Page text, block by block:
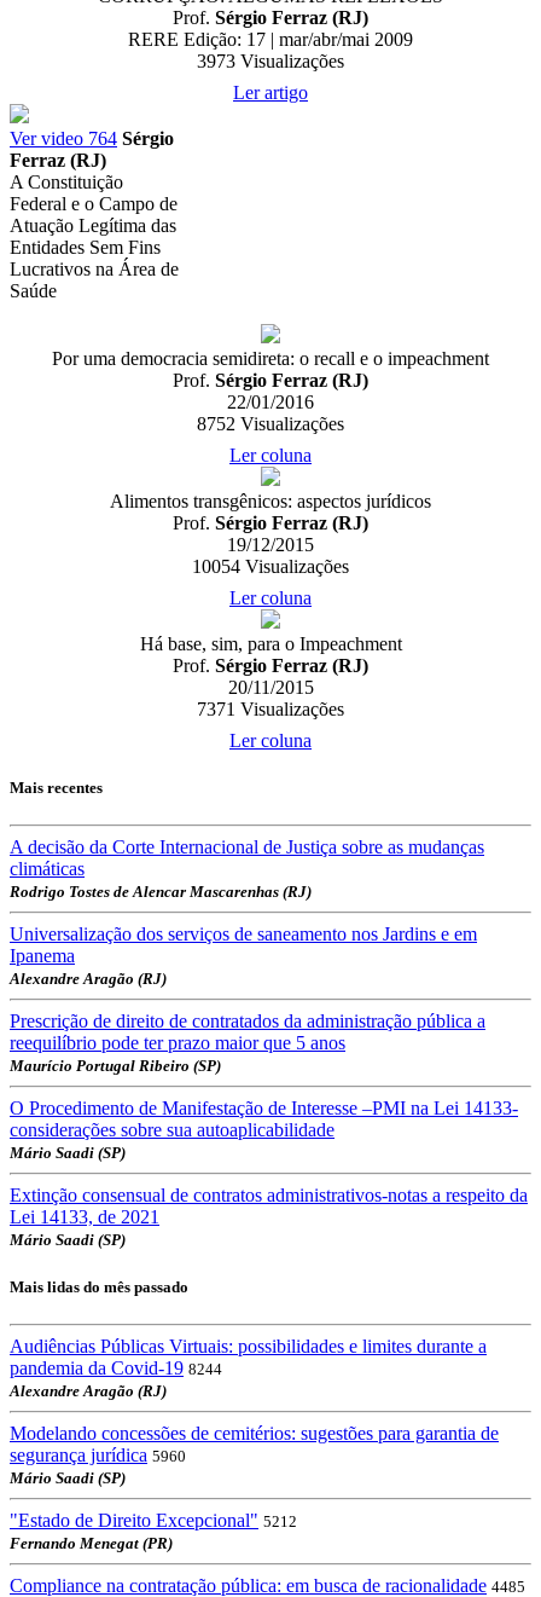
Prof. Sérgio Ferraz (RJ)
RERE Edição: 17 | mar/abr/mai 2009
3973 Visualizações
Ler artigo
Ver video 764 Sérgio
Ferraz (RJ)
A Constituição
Federal e o Campo de
Atuação Legítima das
Entidades Sem Fins
Lucrativos na Área de
Saúde
Por uma democracia semidireta: o recall e o impeachment
Prof. Sérgio Ferraz (RJ)
22/01/2016
8752 Visualizações
Ler coluna
Alimentos transgênicos: aspectos jurídicos
Prof. Sérgio Ferraz (RJ)
19/12/2015
10054 Visualizações
Ler coluna
Há base, sim, para o Impeachment
Prof. Sérgio Ferraz (RJ)
20/11/2015
7371 Visualizações
Ler coluna
Mais recentes
A decisão da Corte Internacional de Justiça sobre as mudanças
climáticas
Rodrigo Tostes de Alencar Mascarenhas (RJ)
Universalização dos serviços de saneamento nos Jardins e em
Ipanema
Alexandre Aragão (RJ)
Prescrição de direito de contratados da administração pública a
reequilíbrio pode ter prazo maior que 5 anos
Maurício Portugal Ribeiro (SP)
O Procedimento de Manifestação de Interesse –PMI na Lei 14133-
considerações sobre sua autoaplicabilidade
Mário Saadi (SP)
Extinção consensual de contratos administrativos-notas a respeito da
Lei 14133, de 2021
Mário Saadi (SP)
Mais lidas do mês passado
Audiências Públicas Virtuais: possibilidades e limites durante a
pandemia da Covid-19 8244
Alexandre Aragão (RJ)
Modelando concessões de cemitérios: sugestões para garantia de
segurança jurídica 5960
Mário Saadi (SP)
"Estado de Direito Excepcional" 5212
Fernando Menegat (PR)
Compliance na contratação pública: em busca de racionalidade 4485